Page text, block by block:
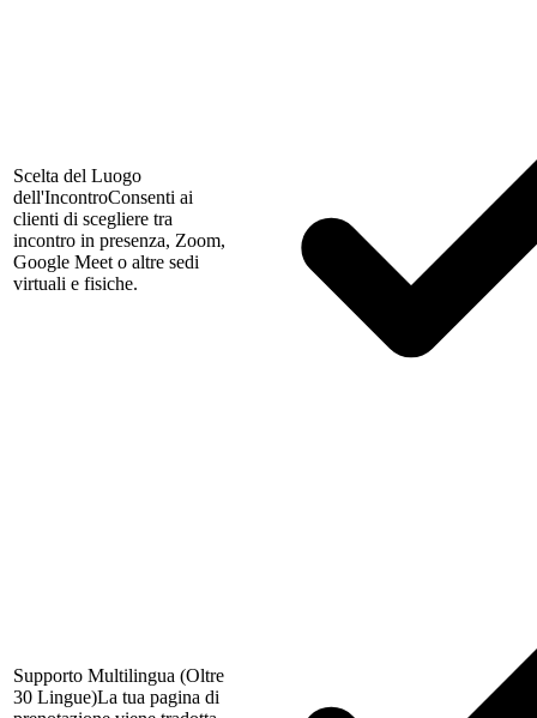
Scelta del Luogo
dell'IncontroConsenti ai
clienti di scegliere tra
incontro in presenza, Zoom,
Google Meet o altre sedi
virtuali e fisiche.
Supporto Multilingua (Oltre
30 Lingue)La tua pagina di